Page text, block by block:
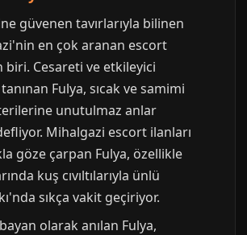
güvenen tavırlarıyla bilinen
en çok aranan escort
biri. Cesareti ve etkileyici
Fulya, sıcak ve samimi
unutulmaz anlar
Mihalgazi escort ilanları
göze çarpan Fulya, özellikle
kuş cıvıltılarıyla ünlü
sıkça vakit geçiriyor.
olarak anılan Fulya,